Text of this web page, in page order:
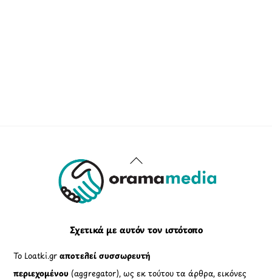
Back
To
Σχετικά με αυτόν τον ιστότοπο
Το Loatki.grαποτελεί συσσωρευτή
περιεχομένου (aggregator), ως εκ τούτου τα άρθρα, εικόνες